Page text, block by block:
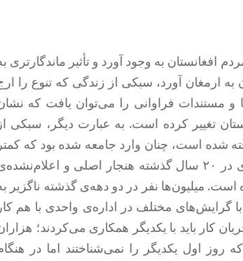
به وجود آورد و تأثیر ماندگارتری
ارمغان آورد، سبکی از زندگی که تنوع را
و مستندات فراوانی را می‌توان یافت که
تغییر کرده است. به عبارت دیگر، سبکی از
شده است، چنان وارد جامعه شده بود که کمتر
عرصه‌ای را می‌توان عاری از آن یافت. چنین روندی در ۲۰ سال گذشته هنجار اصلی و
میلیون‌ها نفر در دو دهه‌ی گذشته ناگزیر
با گرایش‌های مختلف در اداره‌ی واحدی با هم کار
کار باید با یکدیگر همکاری می‌کردند؛
روز اول یکدیگر را نمی‌شناختند اما در